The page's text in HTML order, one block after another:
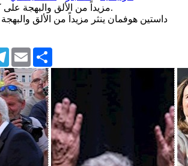
مزيداً من الألق والبهجة على كارلوفي فاري الـ٦٠.
داستين هوفمان ينثر مزيداً من الألق
Telegram
Email